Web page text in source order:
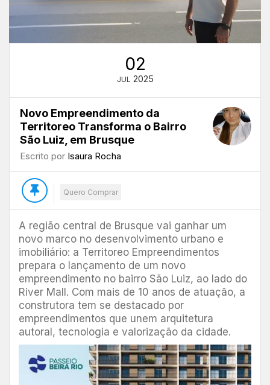
02
JUL 2025
Novo Empreendimento da
Territoreo Transforma o Bairro
São Luiz, em Brusque
Escrito por Isaura Rocha
Quero Comprar
A região central de Brusque vai ganhar um
novo marco no desenvolvimento urbano e
imobiliário: a Territoreo Empreendimentos
prepara o lançamento de um novo
empreendimento no bairro São Luiz, ao lado do
River Mall. Com mais de 10 anos de atuação, a
construtora tem se destacado por
empreendimentos que unem arquitetura
autoral, tecnologia e valorização da cidade.